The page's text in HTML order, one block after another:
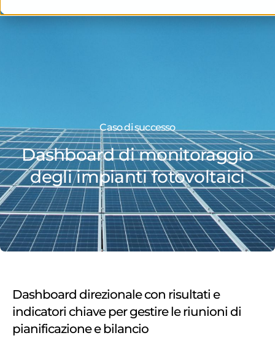
Caso di successo
Dashboard di monitoraggio
degli impianti fotovoltaici
Dashboard direzionale con risultati e
indicatori chiave per gestire le riunioni di
pianificazione e bilancio